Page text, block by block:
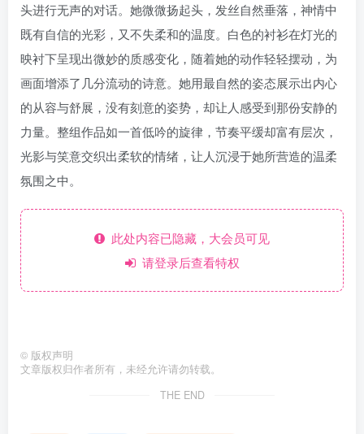
头进行无声的对话。她微微扬起头，发丝自然垂落，神情中
既有自信的光彩，又不失柔和的温度。白色的衬衫在灯光的
映衬下呈现出微妙的质感变化，随着她的动作轻轻摆动，为
画面增添了几分流动的诗意。她用最自然的姿态展示出内心
的从容与舒展，没有刻意的姿势，却让人感受到那份安静的
力量。整组作品如一首低吟的旋律，节奏平缓却富有层次，
光影与笑意交织出柔软的情绪，让人沉浸于她所营造的温柔
氛围之中。
此处内容已隐藏，大会员可见
请登录后查看特权
© 版权声明
文章版权归作者所有，未经允许请勿转载。
THE END